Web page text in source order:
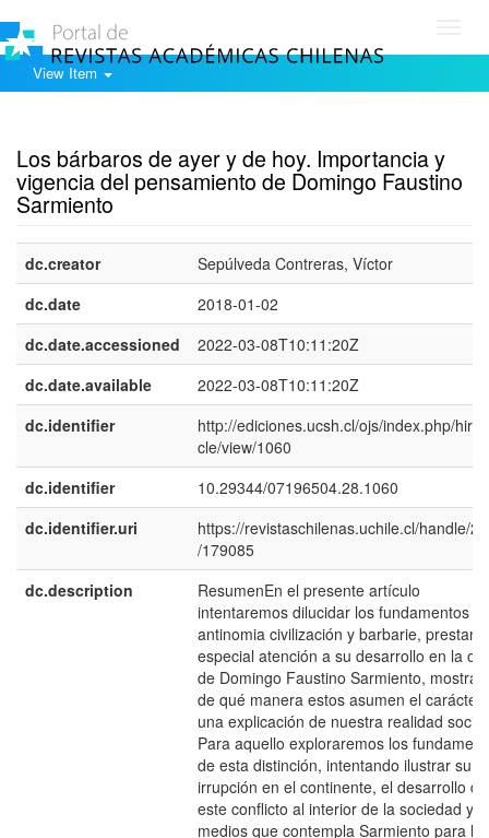
View Item
Los bárbaros de ayer y de hoy. Importancia y
vigencia del pensamiento de Domingo Faustino
Sarmiento
dc.creator
Sepúlveda Contreras, Ví­ctor
dc.date
2018-01-02
dc.date.accessioned
2022-03-08T10:11:20Z
dc.date.available
2022-03-08T10:11:20Z
dc.identifier
http://ediciones.ucsh.cl/ojs/index.php/hirf/
cle/view/1060
dc.identifier
10.29344/07196504.28.1060
dc.identifier.uri
https://revistaschilenas.uchile.cl/handle/
/179085
dc.description
ResumenEn el presente artí­culo
intentaremos dilucidar los fundamentos
antinomia civilización y barbarie,
especial atención a su desarrollo en la
de Domingo Faustino Sarmiento,
de qué manera estos asumen el carácter
una explicación de nuestra realidad
Para aquello exploraremos los
de esta distinción, intentando ilustrar su
irrupción en el continente, el desarrollo de
este conflicto al interior de la sociedad y
medios que contempla Sarmiento para la